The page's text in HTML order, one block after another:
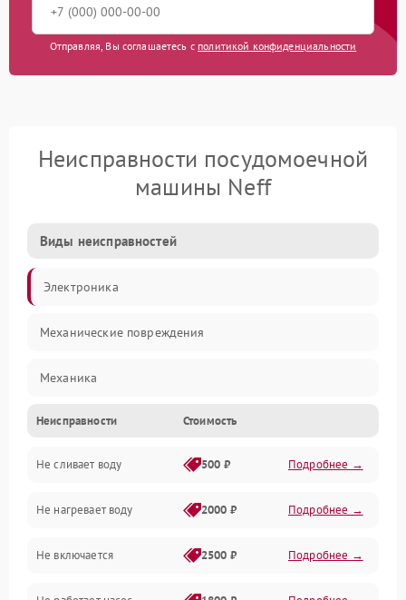
Отправляя, Вы соглашаетесь с политикой конфиденциальности
Неисправности посудомоечной
машины Neff
Виды неисправностей
Электроника
Механические повреждения
Механика
Управление
Электропитание
Датчики
Нагрев
Неисправности Стоимость
Не сливает воду 500 ₽ Подробнее →
Не нагревает воду 2000 ₽ Подробнее →
Не включается 2500 ₽ Подробнее →